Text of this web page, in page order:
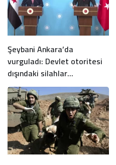
Şeybani Ankara’da
vurguladı: Devlet otoritesi
dışındaki silahlar
sonlandırılacak